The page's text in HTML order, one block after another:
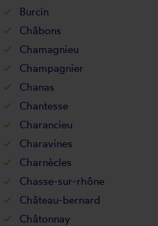
Burcin
Châbons
Chamagnieu
Champagnier
Chanas
Chantesse
Charancieu
Charavines
Charnècles
Chasse-sur-rhône
Château-bernard
Châtonnay